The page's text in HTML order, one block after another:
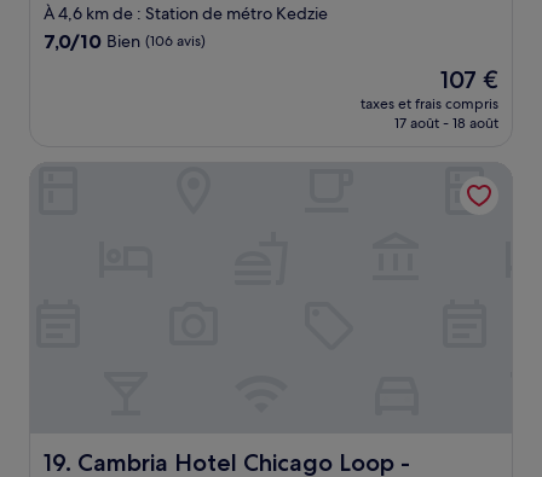
2.0 étoiles
À 4,6 km de : Station de métro Kedzie
7.0
7,0/10 Bien (106 avis)
Le
nouveau
prix
de
107 €
107 €
taxes et frais compris
17 août - 18 août
19. Cambria Hotel Chicago Loop -
Cambria Hotel Chicago Loop - Theatre District